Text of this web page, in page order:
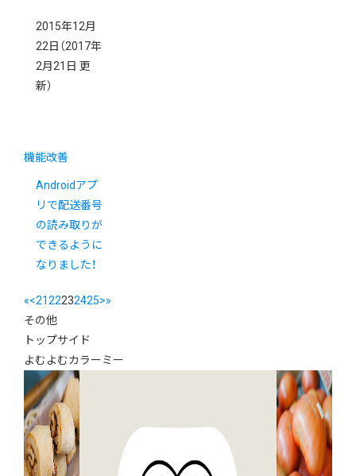
2015年12月
22日 （2017年
2月21日 更
新）
機能改善
Androidアプ
リで配送番号
の読み取りが
できるように
なりました！
«<2122232425>»
その他
トップサイド
よむよむカラーミー